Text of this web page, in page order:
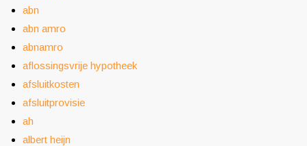
abn
abn amro
abnamro
aflossingsvrije hypotheek
afsluitkosten
afsluitprovisie
ah
albert heijn